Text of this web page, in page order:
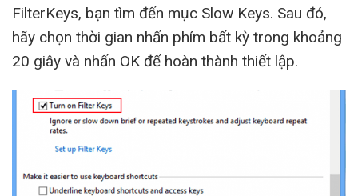
FilterKeys, bạn tìm đến mục Slow Keys. Sau đó,
hãy chọn thời gian nhấn phím bất kỳ trong khoảng
20 giây và nhấn OK để hoàn thành thiết lập.